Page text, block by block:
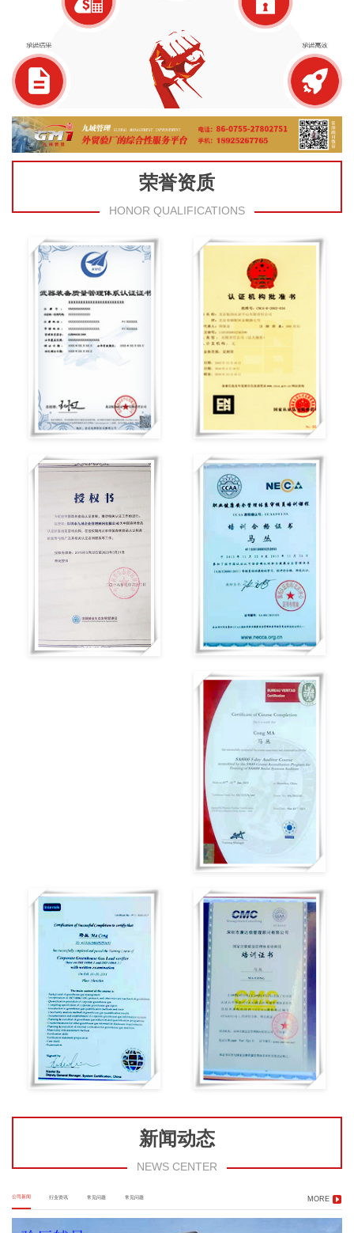
荣誉资质
HONOR QUALIFICATIONS
新闻动态
NEWS CENTER
公司新闻 行业资讯 常见问题 常见问题 MORE